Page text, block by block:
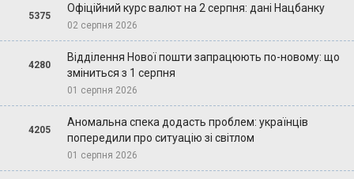
5375
Офіційний курс валют на 2 серпня: дані Нацбанку
02 серпня 2026
4280
Відділення Нової пошти запрацюють по-новому: що
зміниться з 1 серпня
01 серпня 2026
4205
Аномальна спека додасть проблем: українців
попередили про ситуацію зі світлом
01 серпня 2026